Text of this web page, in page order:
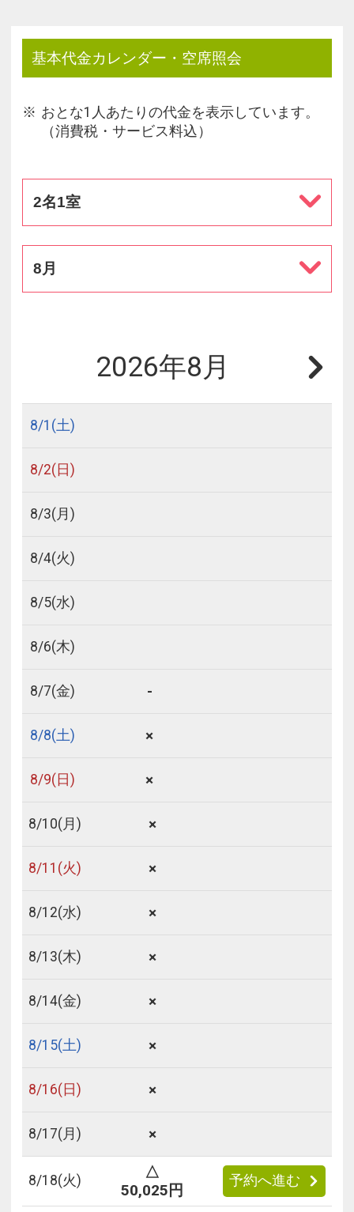
幼児（食事・寝具なし）のお子様は、ソファーベッ
ド除く1ベッドに最大1名まで。
予めご了承くださいませ。
基本代金カレンダー・空席照会
おとな1人あたりの代金を表示しています。
（消費税・サービス料込）
2名1室
8月
2026年8月
8/1 (土)
8/2(日)
8/3(月)
8/4(火)
8/5(水)
8/6(木)
8/7(金) -
8/8(土) ×
8/9(日) ×
8/10(月) ×
8/11 (火) ×
8/12(水) ×
8/13(木) ×
8/14(金) ×
8/15(土) ×
8/16(日) ×
8/17(月) ×
8/18(火)
△
50,025円
予約へ進む